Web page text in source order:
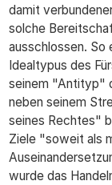
damit
solche
ausschlossen. So
Idealtypus des
seinem "Antityp"
neben seinem
seines Rechtes"
Ziele "soweit als
wurde das